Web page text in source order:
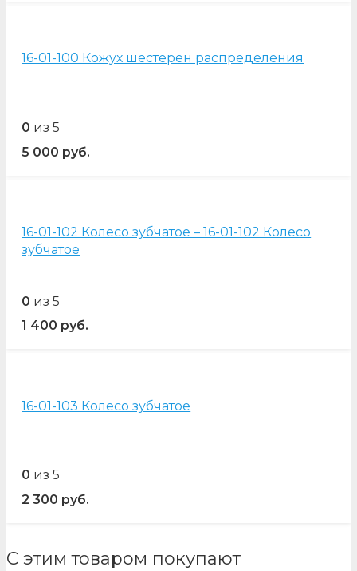
16-01-100 Кожух шестерен распределения
0 из 5
5 000 руб.
16-01-102 Колесо зубчатое – 16-01-102 Колесо
зубчатое
0 из 5
1 400 руб.
16-01-103 Колесо зубчатое
0 из 5
2 300 руб.
С этим товаром покупают